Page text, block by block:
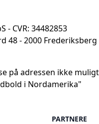
- CVR: 34482853
48 - 2000 Frederiksberg
på adressen ikke
i Nordamerika"
PARTNERE